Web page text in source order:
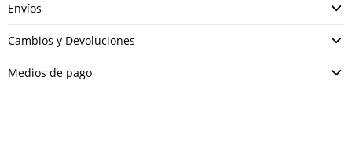
Envíos
Cambios y Devoluciones
Medios de pago